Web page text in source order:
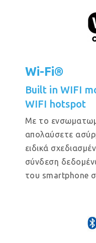
Wi-Fi®
Built in WIFI
WIFI hotspot
Με το
απολαύσετε
ειδικά
σύνδεση
του smartphone